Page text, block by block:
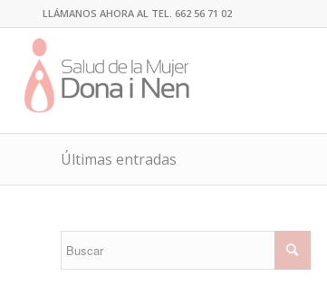
LLÁMANOS AHORA AL TEL. 662 56 71 02
Últimas entradas